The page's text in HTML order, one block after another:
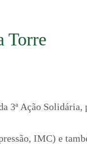
Torre
3ª Ação
IMC) e